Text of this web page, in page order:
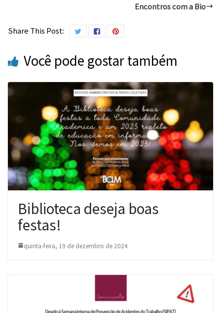
Encontros com a Bio
Share This Post:
Você pode gostar também
Biblioteca deseja boas
festas!
quinta-feira, 19 de dezembro de 2024